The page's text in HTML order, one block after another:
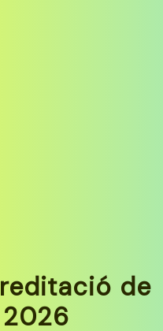
de